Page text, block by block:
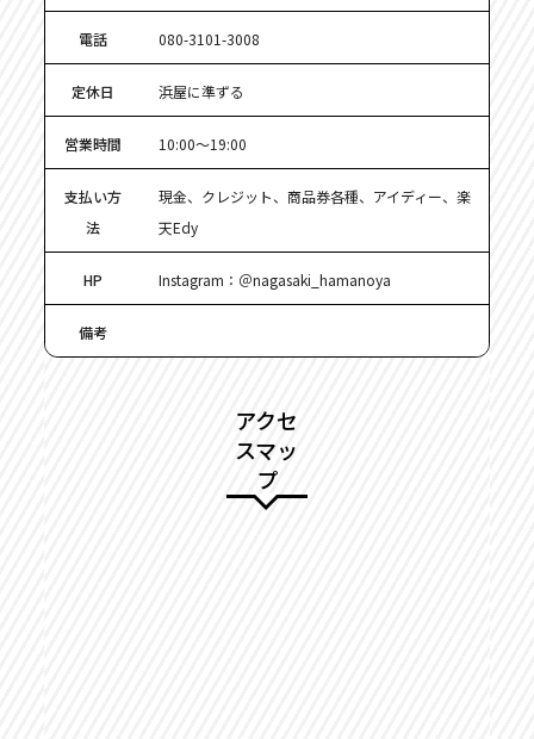
電話 080-3101-3008
定休日 浜屋に準ずる
営業時間 10:00〜19:00
支払い方
法
現金、クレジット、商品券各種、アイディー、楽
天Edy
HP Instagram： ＠nagasaki_hamanoya
備考
アクセ
スマッ
プ